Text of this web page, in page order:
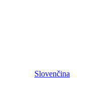
Slovenčina